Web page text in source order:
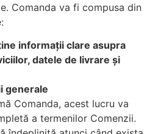
Comanda va fi compusa din
informaţii clare asupra
datele de livrare şi
generale
Comanda, acest lucru va
a termenilor Comenzii.